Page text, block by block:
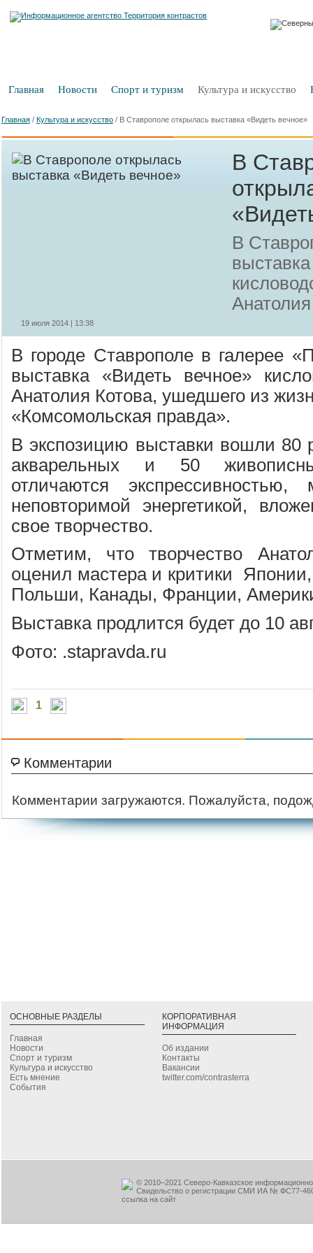
Главная Новости Спорт и туризм Культура и искусство
Главная / Культура и искусство / В Ставрополе открылась выставка «Видеть вечное»
В
В
19 июля 2014 | 13:38
В городе Ставрополе в галерее
выставка «Видеть вечное»
Анатолия Котова, ушедшего из
«Комсомольская правда».
В экспозицию выставки вошли 80
акварельных и 50
отличаются экспрессивностью,
неповторимой энергетикой,
свое творчество.
Отметим, что творчество
оценил мастера и критики
Польши, Канады, Франции,
Выставка продлится будет до 10
Фото: .stapravda.ru
1
Комментарии
Комментарии загружаются. Пожалуйста,
ОСНОВНЫЕ РАЗДЕЛЫ
Главная
Новости
Спорт и туризм
Культура и искусство
Есть мнение
События
КОРПОРАТИВНАЯ
ИНФОРМАЦИЯ
Об издании
Контакты
Вакансии
twitter.com/contrasterra
© 2010–2021 Северо-Кавказское
Свидельство о регистрации СМИ ИА № ФС77-
ссылка на сайт